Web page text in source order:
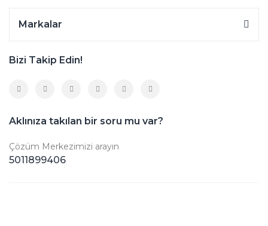
Markalar
Bizi Takip Edin!
Aklınıza takılan bir soru mu var?
Çözüm Merkezimizi arayın
5011899406